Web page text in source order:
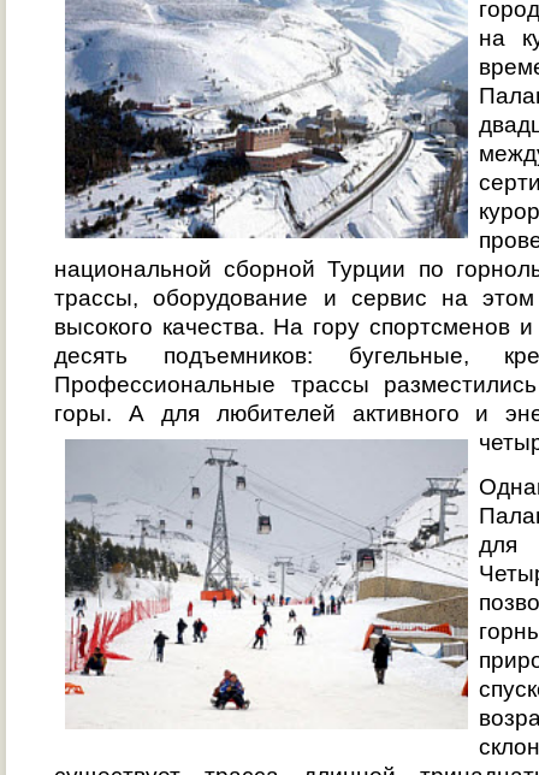
на
национальной сборной Турции по
трассы, оборудование и сервис на этом
высокого качества. На гору спортсменов
десять подъемников: бугельные,
Профессиональные трассы
горы. А для любителей активного и